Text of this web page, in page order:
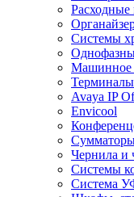
Расходные
Системы
Машинное
Avaya IP
Envicool
Чернила и
Системы
Cистема